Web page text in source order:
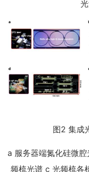
图2 集成
a 服务器端氮化硅微
频梳光谱 c 光频梳各